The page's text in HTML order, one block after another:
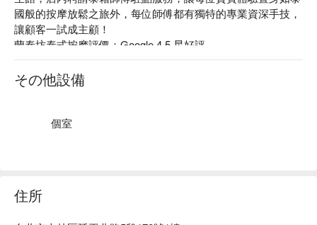
國般的按摩放鬆之旅外，每位師傅都有獨特的專業資深手技，
讓顧客一試成主顧！
蘭泰坊泰式按摩評價：Google 4.5 星好評
蘭泰坊泰式按摩服務：泰式正宗指 / 油壓 60 分鐘二選一、純
椰泰式油壓 120 分鐘、泰式精油舒壓 120 分鐘、泰式古法瑜
珈背部指壓 120 分鐘
每一位顧客體驗後讚不絕口，其中以純椰子油做全身舒壓按摩
その他設備
個室
住所